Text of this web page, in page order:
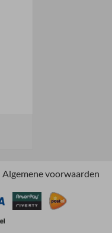
Algemene voorwaarden